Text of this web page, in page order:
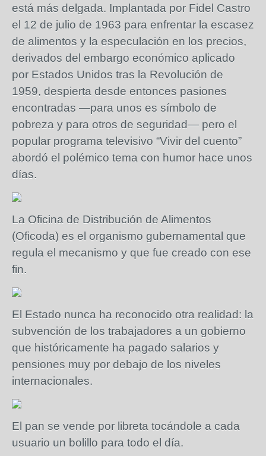
está más delgada. Implantada por Fidel Castro
el 12 de julio de 1963 para enfrentar la escasez
de alimentos y la especulación en los precios,
derivados del embargo económico aplicado
por Estados Unidos tras la Revolución de
1959, despierta desde entonces pasiones
encontradas —para unos es símbolo de
pobreza y para otros de seguridad— pero el
popular programa televisivo “Vivir del cuento”
abordó el polémico tema con humor hace unos
días.
La Oficina de Distribución de Alimentos
(Oficoda) es el organismo gubernamental que
regula el mecanismo y que fue creado con ese
fin.
El Estado nunca ha reconocido otra realidad: la
subvención de los trabajadores a un gobierno
que históricamente ha pagado salarios y
pensiones muy por debajo de los niveles
internacionales.
El pan se vende por libreta tocándole a cada
usuario un bolillo para todo el día.